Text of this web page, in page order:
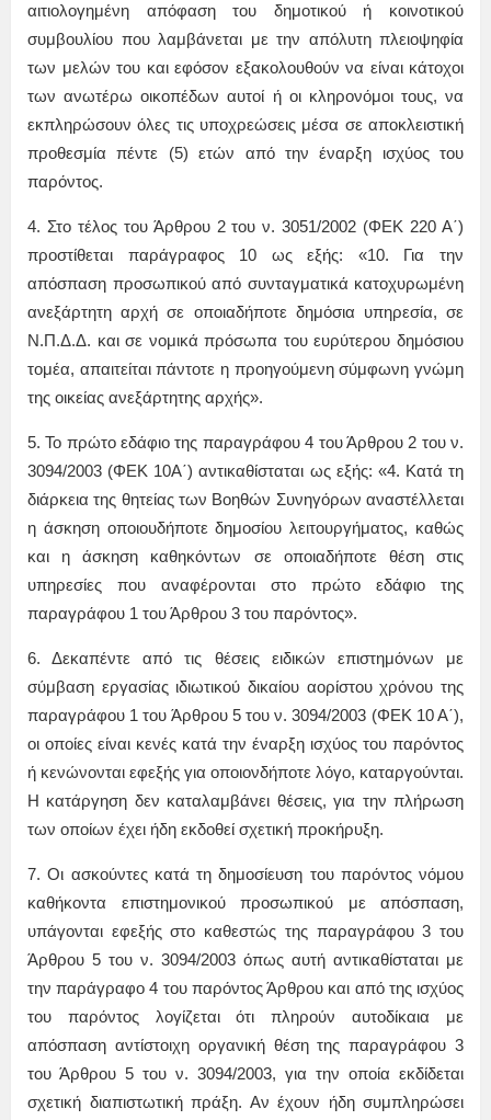
αιτιολογημένη απόφαση του δημοτικού ή κοινοτικού
συμβουλίου που λαμβάνεται με την απόλυτη πλειοψηφία
των μελών του και εφόσον εξακολουθούν να είναι κάτοχοι
των ανωτέρω οικοπέδων αυτοί ή οι κληρονόμοι τους, να
εκπληρώσουν όλες τις υποχρεώσεις μέσα σε αποκλειστική
προθεσμία πέντε (5) ετών από την έναρξη ισχύος του
παρόντος.
4. Στο τέλος του Άρθρου 2 του ν. 3051/2002 (ΦΕΚ 220 Α΄)
προστίθεται παράγραφος 10 ως εξής: «10. Για την
απόσπαση προσωπικού από συνταγματικά κατοχυρωμένη
ανεξάρτητη αρχή σε οποιαδήποτε δημόσια υπηρεσία, σε
Ν.Π.Δ.Δ. και σε νομικά πρόσωπα του ευρύτερου δημόσιου
τομέα, απαιτείται πάντοτε η προηγούμενη σύμφωνη γνώμη
της οικείας ανεξάρτητης αρχής».
5. Το πρώτο εδάφιο της παραγράφου 4 του Άρθρου 2 του ν.
3094/2003 (ΦΕΚ 10Α΄) αντικαθίσταται ως εξής: «4. Κατά τη
διάρκεια της θητείας των Βοηθών Συνηγόρων αναστέλλεται
η άσκηση οποιουδήποτε δημοσίου λειτουργήματος, καθώς
και η άσκηση καθηκόντων σε οποιαδήποτε θέση στις
υπηρεσίες που αναφέρονται στο πρώτο εδάφιο της
παραγράφου 1 του Άρθρου 3 του παρόντος».
6. Δεκαπέντε από τις θέσεις ειδικών επιστημόνων με
σύμβαση εργασίας ιδιωτικού δικαίου αορίστου χρόνου της
παραγράφου 1 του Άρθρου 5 του ν. 3094/2003 (ΦΕΚ 10 Α΄),
οι οποίες είναι κενές κατά την έναρξη ισχύος του παρόντος
ή κενώνονται εφεξής για οποιονδήποτε λόγο, καταργούνται.
Η κατάργηση δεν καταλαμβάνει θέσεις, για την πλήρωση
των οποίων έχει ήδη εκδοθεί σχετική προκήρυξη.
7. Οι ασκούντες κατά τη δημοσίευση του παρόντος νόμου
καθήκοντα επιστημονικού προσωπικού με απόσπαση,
υπάγονται εφεξής στο καθεστώς της παραγράφου 3 του
Άρθρου 5 του ν. 3094/2003 όπως αυτή αντικαθίσταται με
την παράγραφο 4 του παρόντος Άρθρου και από της ισχύος
του παρόντος λογίζεται ότι πληρούν αυτοδίκαια με
απόσπαση αντίστοιχη οργανική θέση της παραγράφου 3
του Άρθρου 5 του ν. 3094/2003, για την οποία εκδίδεται
σχετική διαπιστωτική πράξη. Αν έχουν ήδη συμπληρώσει